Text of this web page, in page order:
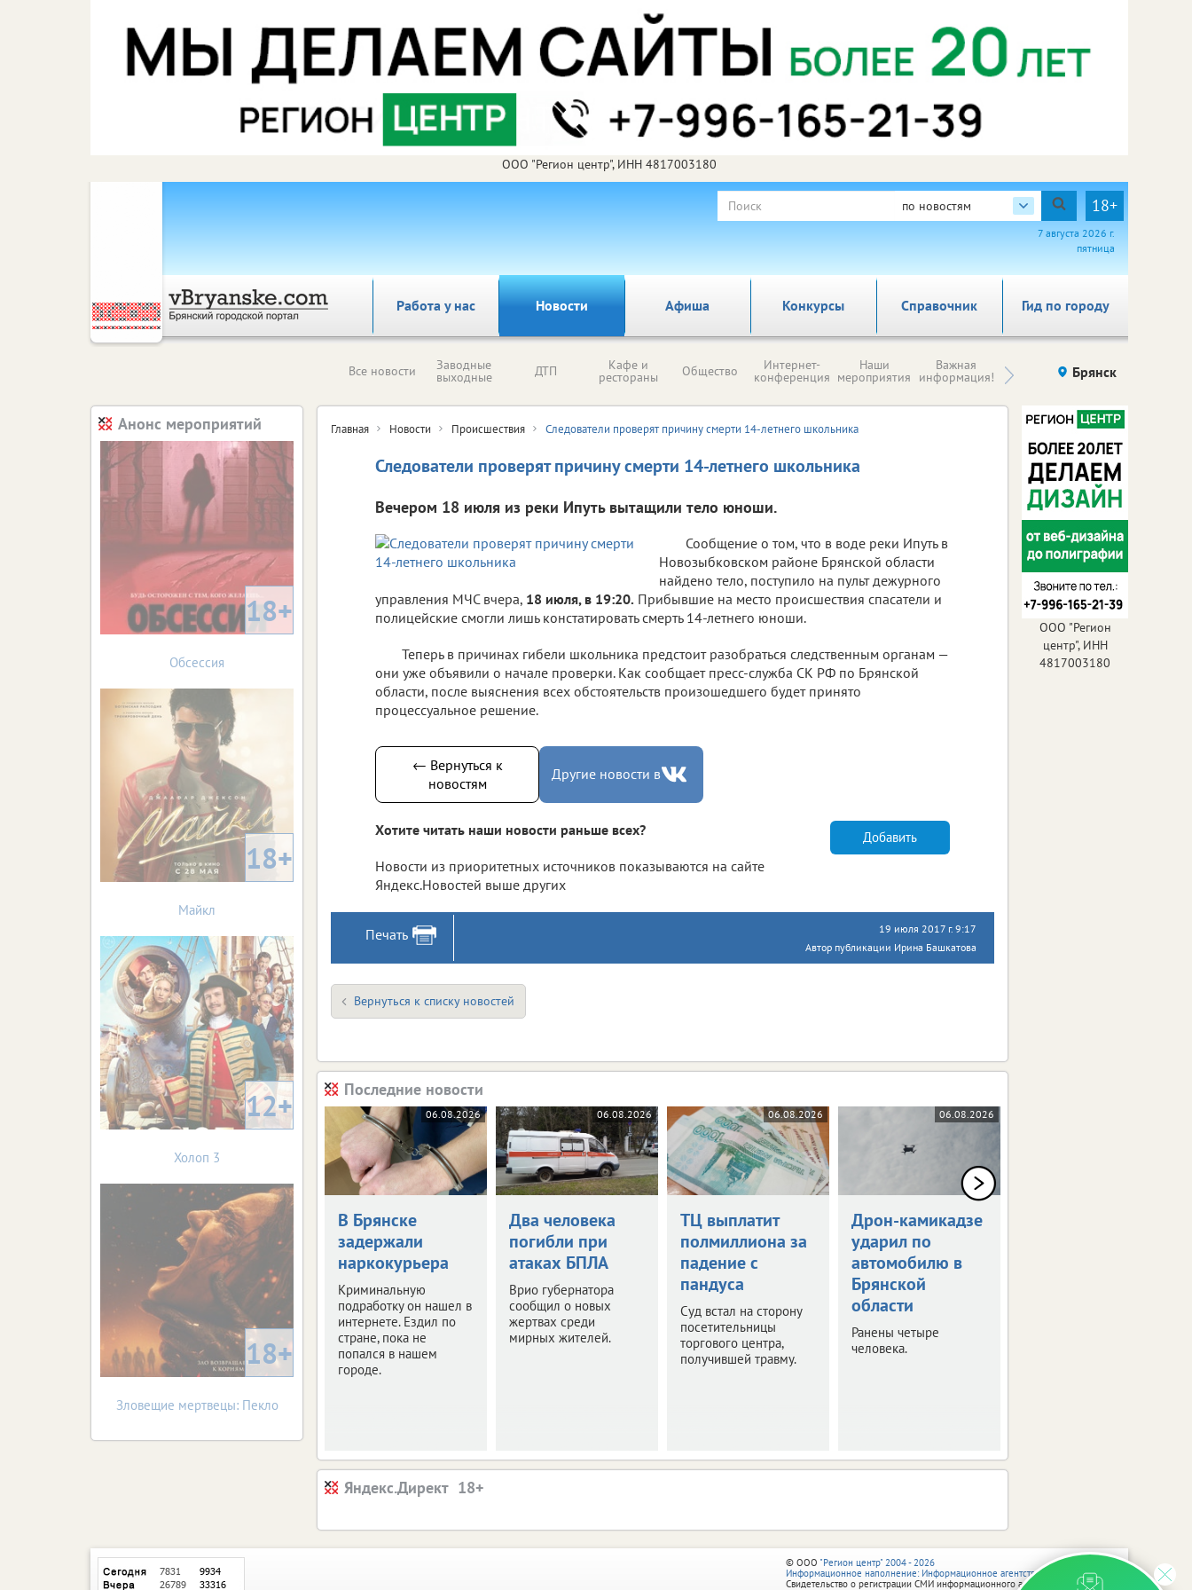
ООО "Регион центр", ИНН 4817003180
по новостям 18+
7 августа 2026 г.
пятница
Работа у нас Новости Афиша Справочник Гид по городу
Конкурсы
Все новости Заводные
выходные ДТП Кафе и
рестораны Общество Интернет-
конференция
Наши
мероприятия
Важная
информация! Происшествия Здоровье
Брянск
Главная Новости Происшествия Следователи проверят причину смерти 14-летнего школьника
Следователи проверят причину смерти 14-летнего школьника
Вечером 18 июля из реки Ипуть вытащили тело юноши.
Сообщение о том, что в воде реки Ипуть в
Новозыбковском районе Брянской области
найдено тело, поступило на пульт дежурного
управления МЧС вчера, 18 июля, в 19:20. Прибывшие на место происшествия спасатели и
полицейские смогли лишь констатировать смерть 14-летнего юноши.
Теперь в причинах гибели школьника предстоит разобраться следственным органам —
они уже объявили о начале проверки. Как сообщает пресс-служба СК РФ по Брянской
области, после выяснения всех обстоятельств произошедшего будет принято
процессуальное решение.
← Вернуться к
новостям
Другие новости в
Хотите читать наши новости раньше всех?
Новости из приоритетных источников показываются на сайте
Яндекс.Новостей выше других
Добавить
Печать
19 июля 2017 г. 9:17
Автор публикации Ирина Башкатова
Вернуться к списку новостей
Последние новости
06.08.2026
В Брянске
задержали
наркокурьера
Криминальную
подработку он нашел в
интернете. Ездил по
стране, пока не
попался в нашем
городе.
06.08.2026
Два человека
погибли при
атаках БПЛА
Врио губернатора
сообщил о новых
жертвах среди
мирных жителей.
06.08.2026
ТЦ выплатит
полмиллиона за
падение с
пандуса
Суд встал на сторону
посетительницы
торгового центра,
получившей травму.
06.08.2026
Дрон-камикадзе
ударил по
автомобилю в
Брянской
области
Ранены четыре
человека.
Яндекс.Директ
Анонс мероприятий
18+
Обсессия
18+
Майкл
12+
Холоп 3
18+
Зловещие мертвецы: Пекло
ООО "Регион
центр", ИНН
4817003180
© ООО "Регион центр" 2004 - 2026
Информационное наполнение: Информационное агентство vRossii.ru
Свидетельство о регистрации СМИ информационного агентства vRossii.ru